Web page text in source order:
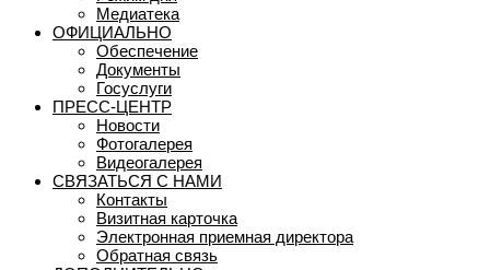
Медиатека
ОФИЦИАЛЬНО
Обеспечение
Документы
Госуслуги
ПРЕСС-ЦЕНТР
Новости
Фотогалерея
Видеогалерея
СВЯЗАТЬСЯ С НАМИ
Контакты
Визитная карточка
Электронная приемная директора
Обратная связь